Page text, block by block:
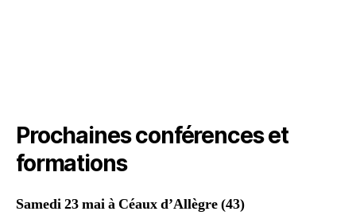
Prochaines conférences et
formations
Samedi 23 mai à Céaux d’Allègre (43)